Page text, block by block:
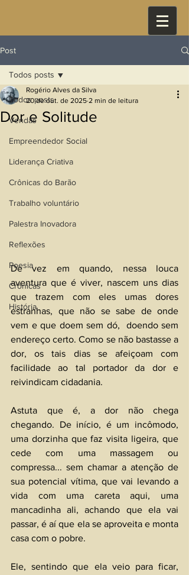
Post
Todos posts
Vendas
Empreendedor Social
Liderança Criativa
Crônicas do Barão
Trabalho voluntário
Palestra Inovadora
Reflexões
Poesia
Crônicas
História
Todos posts
Dor e Solitude
Rogério Alves da Silva
20 de out. de 2025 2 min de leitura
De vez em quando, nessa louca
aventura que é viver, nascem uns dias
que trazem com eles umas dores
estranhas, que não se sabe de onde
vem e que doem sem dó,  doendo sem
endereço certo. Como se não bastasse a
dor, os tais dias se afeiçoam com
facilidade ao tal portador da dor e
reivindicam cidadania.
Astuta que é, a dor não chega
chegando. De início, é um incômodo,
uma dorzinha que faz visita ligeira, que
cede com uma massagem ou
compressa... sem chamar a atenção de
sua potencial vítima, que vai levando a
vida com uma careta aqui, uma
mancadinha ali, achando que ela vai
passar, é aí que ela se aproveita e monta
casa com o pobre.
Ele, sentindo que ela veio para ficar,